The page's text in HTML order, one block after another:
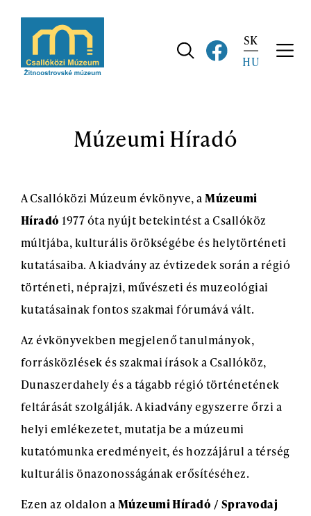
navigációhoz
SK
HU
Múzeumi Híradó
A Csallóközi Múzeum évkönyve, aMúzeumi
Híradó 1977 óta nyújt betekintést a Csallóköz
múltjába, kulturális örökségébe és helytörténeti
kutatásaiba. A kiadvány az évtizedek során a régió
történeti, néprajzi, művészeti és muzeológiai
kutatásainak fontos szakmai fórumává vált.
Az évkönyvekben megjelenő tanulmányok,
forrásközlések és szakmai írások a Csallóköz,
Dunaszerdahely és a tágabb régió történetének
feltárását szolgálják. A kiadvány egyszerre őrzi a
helyi emlékezetet, mutatja be a múzeumi
kutatómunka eredményeit, és hozzájárul a térség
kulturális önazonosságának erősítéséhez.
Ezen az oldalon aMúzeumi Híradó / Spravodaj